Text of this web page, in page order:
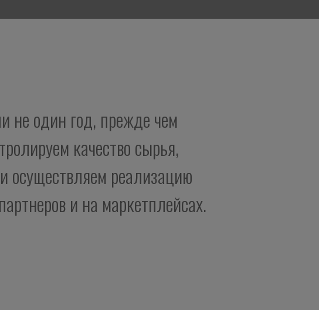
не один год, прежде чем
качество сырья,
осуществляем реализацию
и на маркетплейсах.